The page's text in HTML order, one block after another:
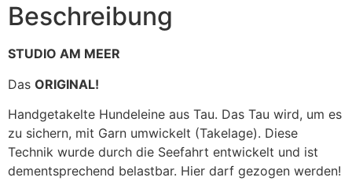
Beschreibung
STUDIO AM MEER
Das ORIGINAL!
Handgetakelte Hundeleine aus Tau. Das Tau wird, um es
zu sichern, mit Garn umwickelt (Takelage). Diese
Technik wurde durch die Seefahrt entwickelt und ist
dementsprechend belastbar. Hier darf gezogen werden!